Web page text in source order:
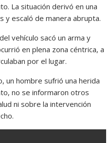
La situación derivó en una
y escaló de manera abrupta.
vehículo sacó un arma y
en plena zona céntrica, a
por el lugar.
un hombre sufrió una herida
no se informaron otros
ni sobre la intervención